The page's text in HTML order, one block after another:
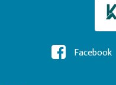
Facebook